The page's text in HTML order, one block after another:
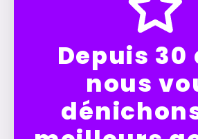
Depuis 30
nous